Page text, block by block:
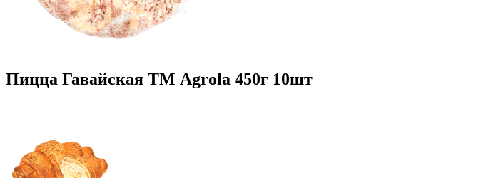
Пицца Гавайская ТМ Agrola 450г 10шт